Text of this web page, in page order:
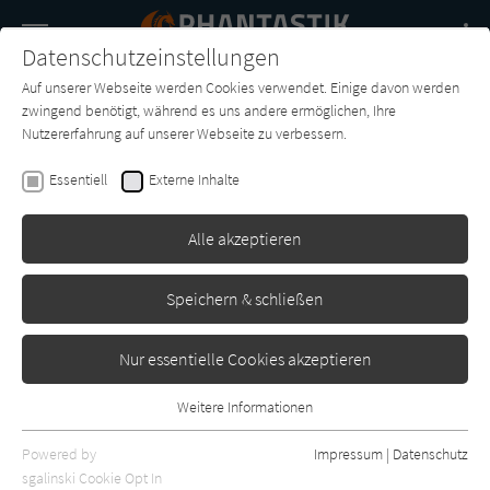
SUCHE
Buch-
Entdecker
Forum Charts
Tom Rob Smith
Kälte
Erschienen: April 2023 1
Datenschutzeinstellungen
Auf unserer Webseite werden Cookies verwendet. Einige davon werden
zwingend benötigt, während es uns andere ermöglichen, Ihre
Nutzererfahrung auf unserer Webseite zu verbessern.
Essentiell Externe Inhalte
Alle akzeptieren
Speichern & schließen
Nur essentielle Cookies akzeptieren
Essentielle Cookies werden für grundlegende Funktionen der
Webseite benötigt. Dadurch ist gewährleistet, dass die Webseite
Weitere Informationen
Powered by
sgalinski Cookie Opt In
Impressum | Datenschutz